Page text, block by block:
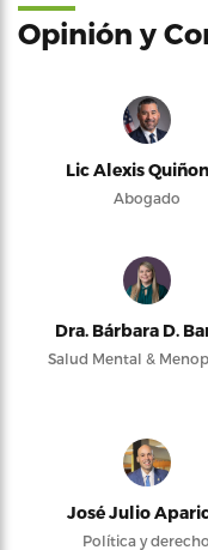
Opinión y
Lic Alexis
Abogado
Dra. Bárbara D.
Salud Mental &
José Julio
Política y derecho